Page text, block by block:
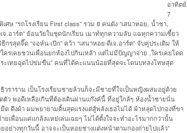
อาทิตย์
7
ษ “รถโรงเรียน First class” รวม 8 คนดัง “เสนาหอย, น้ำชา,
าร์ต” ย้อนวัยในชุดนักเรียน เมาท์ทุกความลับ แฉทุกความเซี้ยว
รสุดจี๊ด “จอห์น-เป๊ก” คว้า “เสนาหอย-ดีเจ.อาร์ต” จับคู่ประเดิม ให้
ครเคยชวนเพื่อนยกห้องไปกินเหล้า แต่ไม่มีปัญญาจ่าย ,ใครเคยโดด
ระเทยฉุดไปข่มขืน” คนที่ได้คะแนนน้อยที่สุดจะโดนบทลงโทษสุด
วราราม เป็นโรงเรียนชายล้วนก็จะมีชายที่ใจเป็นหญิงผสมอยู่ด้วย
ตัว พอดีเหลือเกินที่ต้องเดินผ่านแก๊งค์นี้ ที่อยู่ใกล้ๆ ห้องน้ำชายนั่น
ดึงผ้า ผมพยายามดิ้นสุดแรงแต่สู้พลังเธอไม่ได้ ผ้าหลุดไปกองที่ขา
เพื่อนแค่แกล้งแหย่เล่นเฉยๆ ไม่ได้ตั้งใจจะทำอะไรมากกว่านั้น
ย่างทุกวันนี้ อาจจะเป็นหอยช่างแต่งหน้าตามกองถ่ายไปแล้ว”